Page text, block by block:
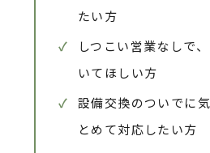
たい方
✓
しつこい営業なしで
いてほしい方
✓
設備交換のついでに
とめて対応したい方